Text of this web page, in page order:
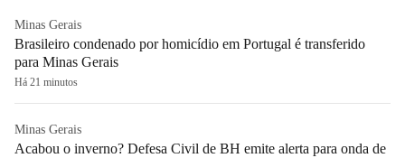
Minas Gerais
Brasileiro condenado por homicídio em Portugal é transferido
para Minas Gerais
Há 21 minutos
Minas Gerais
Acabou o inverno? Defesa Civil de BH emite alerta para onda de